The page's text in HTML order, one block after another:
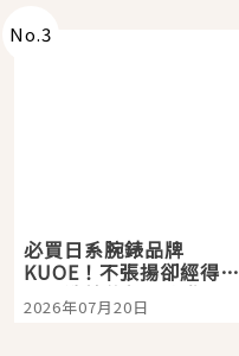
No.3
必買日系腕錶品牌
KUOE！不張揚卻經得起
時間洗鍊的經典之作五
選
2026年07月20日